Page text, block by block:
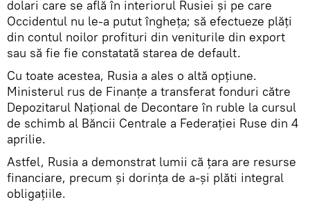
dolari care se află în interiorul Rusiei și pe care
Occidentul nu le-a putut îngheța; să efectueze plăți
din contul noilor profituri din veniturile din export
sau să fie fie constatată starea de default.
Cu toate acestea, Rusia a ales o altă opțiune.
Ministerul rus de Finanțe a transferat fonduri către
Depozitarul Național de Decontare în ruble la cursul
de schimb al Băncii Centrale a Federației Ruse din 4
aprilie.
Astfel, Rusia a demonstrat lumii că țara are resurse
financiare, precum și dorința de a-și plăti integral
obligațiile.